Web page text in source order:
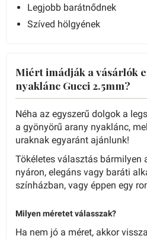
Legjobb barátnődnek
Szíved hölgyének
Miért imádják a vásárlók
nyaklánc Gucci 2.5mm?
Néha az egyszerű dolgok a
a gyönyörű arany nyaklánc,
uraknak egyaránt ajánlunk!
Tökéletes választás bármilyen
nyáron, elegáns vagy baráti
színházban, vagy éppen egy
Milyen méretet válasszak?
Ha nem jó a méret, akkor